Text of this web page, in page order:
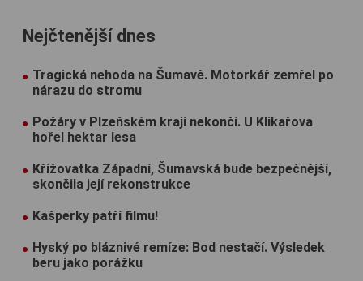
Nejčtenější dnes
Tragická nehoda na Šumavě. Motorkář zemřel po
nárazu do stromu
Požáry v Plzeňském kraji nekončí. U Klikařova
hořel hektar lesa
Křižovatka Západní, Šumavská bude bezpečnější,
skončila její rekonstrukce
Kašperky patří filmu!
Hyský po bláznivé remíze: Bod nestačí. Výsledek
beru jako porážku